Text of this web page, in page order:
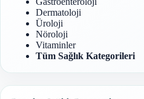
Dermatoloji
Üroloji
Nöroloji
Vitaminler
Tüm Sağlık Kategorileri